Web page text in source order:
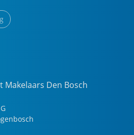
Makelaars Den Bosch
G